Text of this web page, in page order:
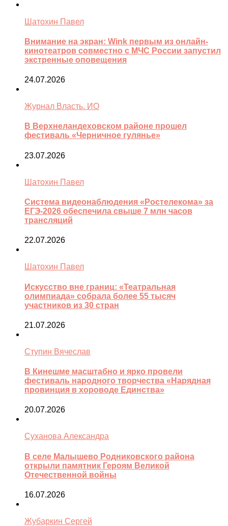
Шатохин Павел
Внимание на экран: Wink первым из онлайн-
кинотеатров совместно с МЧС России запустил
экстренные оповещения
24.07.2026
Журнал Власть. ИО
В Верхнеландеховском районе прошел
фестиваль «Черничное гулянье»
23.07.2026
Шатохин Павел
Система видеонаблюдения «Ростелекома» за
ЕГЭ-2026 обеспечила свыше 7 млн часов
трансляций
22.07.2026
Шатохин Павел
Искусство вне границ: «Театральная
олимпиада» собрала более 55 тысяч
участников из 30 стран
21.07.2026
Ступин Вячеслав
В Кинешме масштабно и ярко провели
фестиваль народного творчества «Нарядная
провинция в хороводе Единства»
20.07.2026
Суханова Александра
В селе Малышево Родниковского района
открыли памятник Героям Великой
Отечественной войны
16.07.2026
Жубаркин Сергей